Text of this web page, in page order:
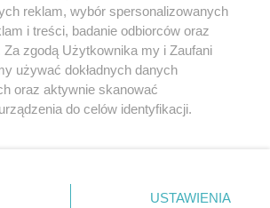
Nasze serwisy
reklam, wybór spersonalizowanych
i treści, badanie odbiorców oraz
Za zgodą Użytkownika my i Zaufani
używać dokładnych danych
oraz aktywnie skanować
do celów identyfikacji.
przycisk ustawień prywatności
USTAWIENIA